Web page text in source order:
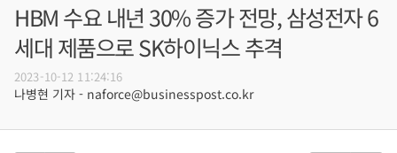
HBM 수요 내년 30% 증가 전망, 삼성전자 6
세대 제품으로 SK하이닉스 추격
2023-10-12 11:24:16
나병현 기자 - naforce@businesspost.co.kr